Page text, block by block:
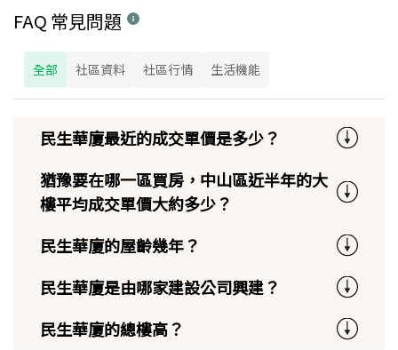
FAQ 常見問題
全部 社區資料 社區行情 生活機能
民生華廈最近的成交單價是多少？
猶豫要在哪一區買房，中山區近半年的大
樓平均成交單價大約多少？
民生華廈的屋齡幾年？
民生華廈是由哪家建設公司興建？
民生華廈的總樓高？